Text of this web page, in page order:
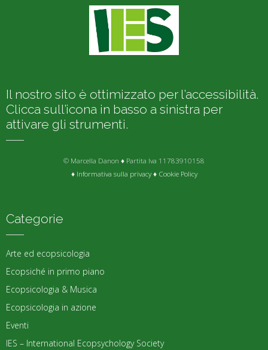
Il nostro sito è ottimizzato per l’accessibilità.
Clicca sull’icona in basso a sinistra per
attivare gli strumenti.
© Marcella Danon ♦ Partita Iva 11783910158
♦ Informativa sulla privacy♦ Cookie Policy
Categorie
Arte ed ecopsicologia
Ecopsiché in primo piano
Ecopsicologia & Musica
Ecopsicologia in azione
Eventi
IES – International Ecopsychology Society